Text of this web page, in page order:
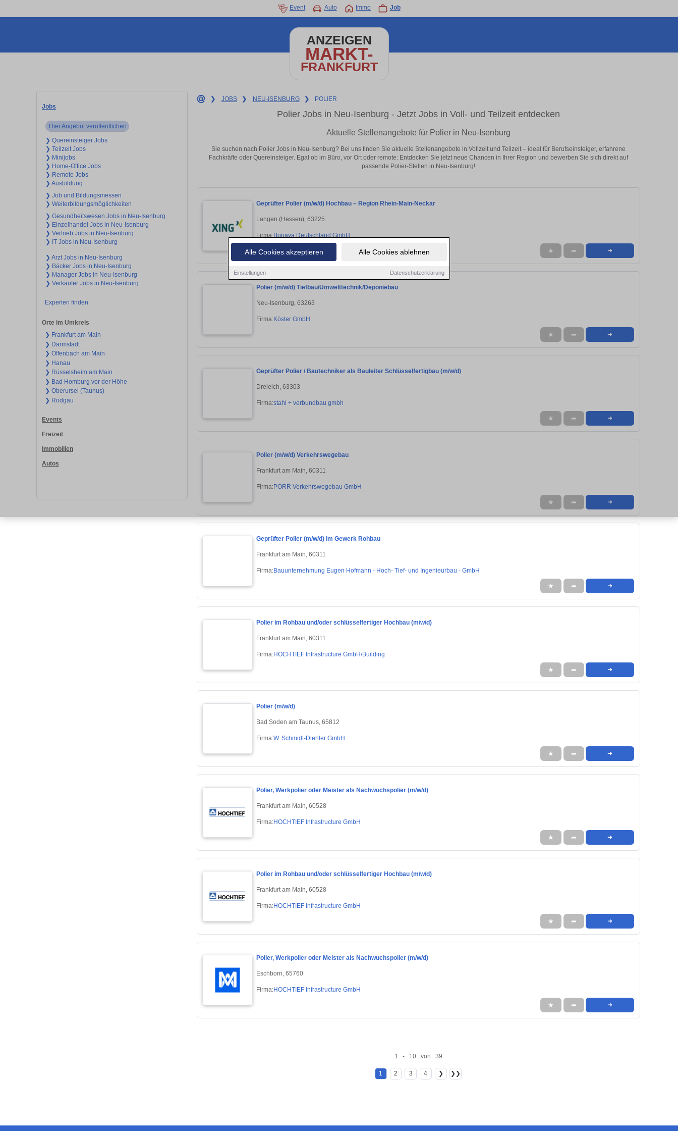
Alle Cookies akzeptieren Alle Cookies ablehnen
Einstellungen Datenschutzerklärung
Event Auto Immo Job
ANZEIGEN
MARKT-
FRANKFURT
Jobs
Hier Angebot veröffentlichen
❯ Quereinsteiger Jobs
❯ Teilzeit Jobs
❯ Minijobs
❯ Home-Office Jobs
❯ Remote Jobs
❯ Ausbildung
❯ Job und Bildungsmessen
❯ Weiterbildungsmöglichkeiten
❯ Gesundheitswesen Jobs in Neu-Isenburg
❯ Einzelhandel Jobs in Neu-Isenburg
❯ Vertrieb Jobs in Neu-Isenburg
❯ IT Jobs in Neu-Isenburg
❯ Arzt Jobs in Neu-Isenburg
❯ Bäcker Jobs in Neu-Isenburg
❯ Manager Jobs in Neu-Isenburg
❯ Verkäufer Jobs in Neu-Isenburg
Experten finden
Orte im Umkreis
❯ Frankfurt am Main
❯ Darmstadt
❯ Offenbach am Main
❯ Hanau
❯ Rüsselsheim am Main
❯ Bad Homburg vor der Höhe
❯ Oberursel (Taunus)
❯ Rodgau
Events
Freizeit
Immobilien
Autos
❯ JOBS ❯ NEU-ISENBURG ❯ POLIER
Polier Jobs in Neu-Isenburg - Jetzt Jobs in Voll- und Teilzeit entdecken
Aktuelle Stellenangebote für Polier in Neu-Isenburg
Sie suchen nach Polier Jobs in Neu-Isenburg? Bei uns finden Sie aktuelle Stellenangebote in Vollzeit und Teilzeit – ideal für Berufseinsteiger, erfahrene
Fachkräfte oder Quereinsteiger. Egal ob im Büro, vor Ort oder remote: Entdecken Sie jetzt neue Chancen in Ihrer Region und bewerben Sie sich direkt auf
passende Polier-Stellen in Neu-Isenburg!
Geprüfter Polier (m/w/d) Hochbau – Region Rhein-Main-Neckar
Langen (Hessen), 63225
Firma:Bonava Deutschland GmbH
★ ➦ ➜
Polier (m/w/d) Tiefbau/Umwelttechnik/Deponiebau
Neu-Isenburg, 63263
Firma:Köster GmbH
★ ➦ ➜
Geprüfter Polier / Bautechniker als Bauleiter Schlüsselfertigbau (m/w/d)
Dreieich, 63303
Firma:stahl + verbundbau gmbh
★ ➦ ➜
Polier (m/w/d) Verkehrswegebau
Frankfurt am Main, 60311
Firma:PORR Verkehrswegebau GmbH
★ ➦ ➜
Geprüfter Polier (m/w/d) im Gewerk Rohbau
Frankfurt am Main, 60311
Firma:Bauunternehmung Eugen Hofmann - Hoch- Tief- und Ingenieurbau - GmbH
★ ➦ ➜
Polier im Rohbau und/oder schlüsselfertiger Hochbau (m/w/d)
Frankfurt am Main, 60311
Firma:HOCHTIEF Infrastructure GmbH/Building
★ ➦ ➜
Polier (m/w/d)
Bad Soden am Taunus, 65812
Firma:W. Schmidt-Diehler GmbH
★ ➦ ➜
Polier, Werkpolier oder Meister als Nachwuchspolier (m/w/d)
Frankfurt am Main, 60528
Firma:HOCHTIEF Infrastructure GmbH
★ ➦ ➜
Polier im Rohbau und/oder schlüsselfertiger Hochbau (m/w/d)
Frankfurt am Main, 60528
Firma:HOCHTIEF Infrastructure GmbH
★ ➦ ➜
Polier, Werkpolier oder Meister als Nachwuchspolier (m/w/d)
Eschborn, 65760
Firma:HOCHTIEF Infrastructure GmbH
★ ➦ ➜
1 - 10 von 39
1 2 3 4 ❯ ❯❯